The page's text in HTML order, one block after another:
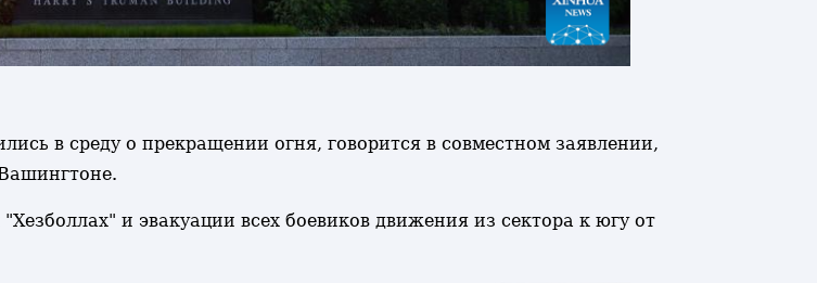
в среду о прекращении огня, говорится в совместном заявлении,
и эвакуации всех боевиков движения из сектора к югу от